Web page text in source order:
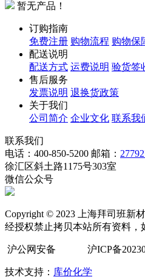
暂无产品！
订购指南
免费注册 购物流程 购物保
配送说明
配送方式 运费说明 验货签
售后服务
发票说明 退换货政策
关于我们
公司简介 企业文化 联系我
联系我们
电话：400-850-5200 邮箱：
徐汇区斜土路1175号303室
微信公众号
Copyright © 2023 上海拜司班新
经授权禁止拷贝本站所有资料，
沪公网安备 沪ICP备
技术支持： 库价化学